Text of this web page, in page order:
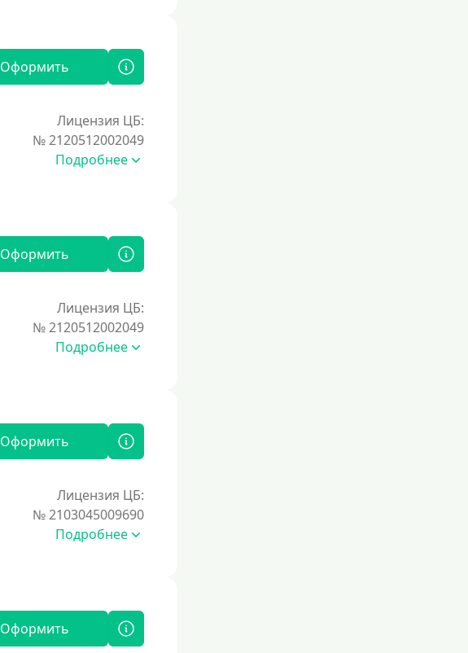
Оформить
Лицензия ЦБ:
№ 2120512002049
Подробнее
Оформить
Лицензия ЦБ:
№ 2120512002049
Подробнее
Оформить
Лицензия ЦБ:
№ 2103045009690
Подробнее
Оформить